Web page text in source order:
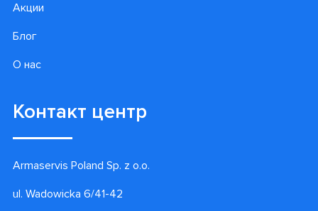
Акции
Блог
О нас
Контакт центр
Armaservis Poland Sp. z o.o.
ul. Wadowicka 6/41-42